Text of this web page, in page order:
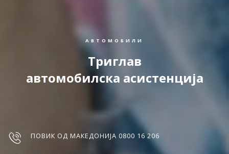
АВТОМОБИЛИ
Триглав
автомобилска асистенција
ПОВИК ОД МАКЕДОНИЈА 0800 16 206